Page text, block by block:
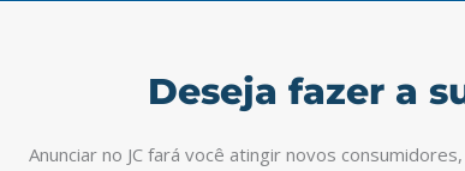
Deseja fazer a
Anunciar no JC fará você atingir novos